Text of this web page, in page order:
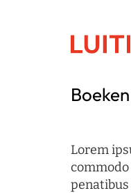
Boeken
Lorem
commodo